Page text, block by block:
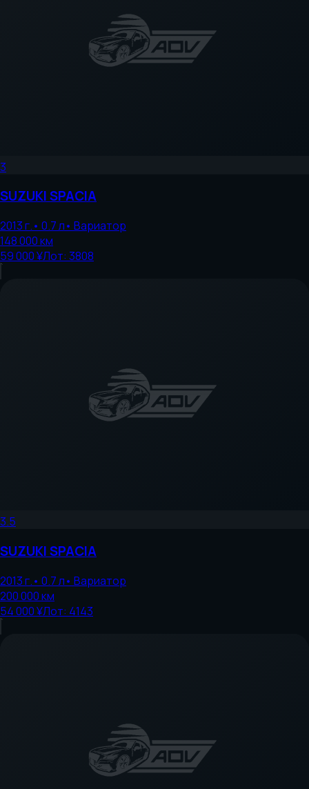
3
SUZUKISPACIA
2013г.• 0.7л• Вариатор
148 000км
59 000 ¥Лот: 3808
3.5
SUZUKISPACIA
2013г.• 0.7л• Вариатор
200 000км
54 000 ¥Лот: 4143